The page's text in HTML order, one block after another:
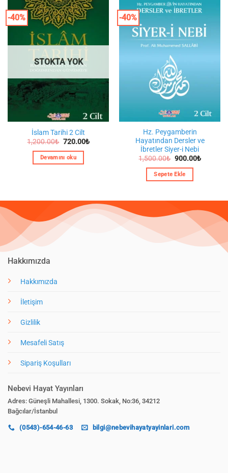
-40%
STOKTA YOK
İslam Tarihi 2 Cilt
1,200.00₺ Orijinal
1,200.00₺.
720.00₺Şu
Devamını oku
-40%
Hz. Peygamberin
Hayatından Dersler ve
İbretler Siyer-i Nebi
1,500.00₺ Orijinal
1,500.00₺.
900.00₺Şu
Sepete Ekle
Hakkımızda
Hakkımızda
İletişim
Gizlilik
Mesafeli Satış
Sipariş Koşulları
Nebevi Hayat Yayınları
Adres: Güneşli Mahallesi, 1300. Sokak, No:36, 34212
Bağcılar/İstanbul
(0543)-654-46-63 bilgi@nebevihayatyayinlari.com